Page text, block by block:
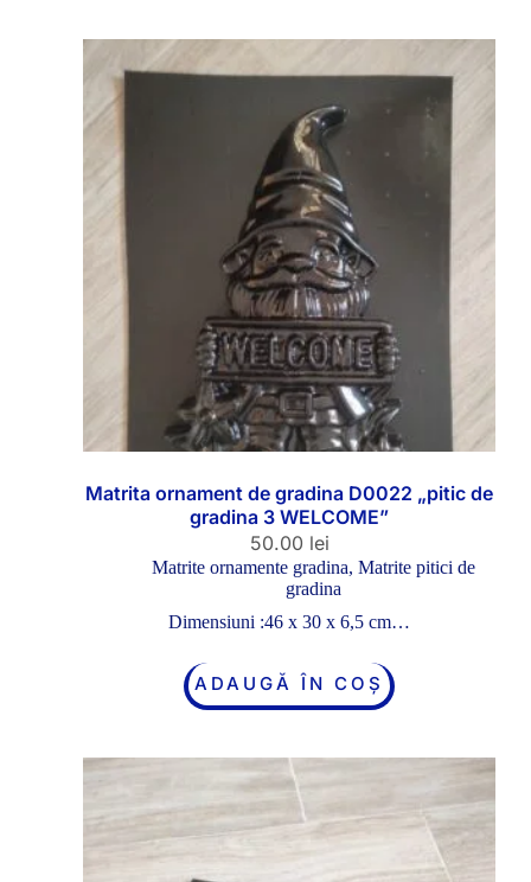
Matrita ornament de gradina D0022 „pitic de
gradina 3 WELCOME”
50.00 lei
Matrite ornamente gradina, Matrite pitici de
gradina
Dimensiuni :46 x 30 x 6,5 cm…
ADAUGĂ ÎN COȘ